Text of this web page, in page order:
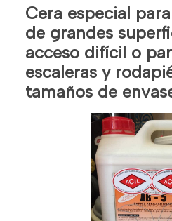
Cera especial
de grandes
acceso difícil o
escaleras y
tamaños de